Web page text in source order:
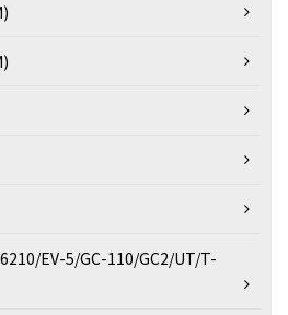
EV-5/GC-110/GC2/UT/T-